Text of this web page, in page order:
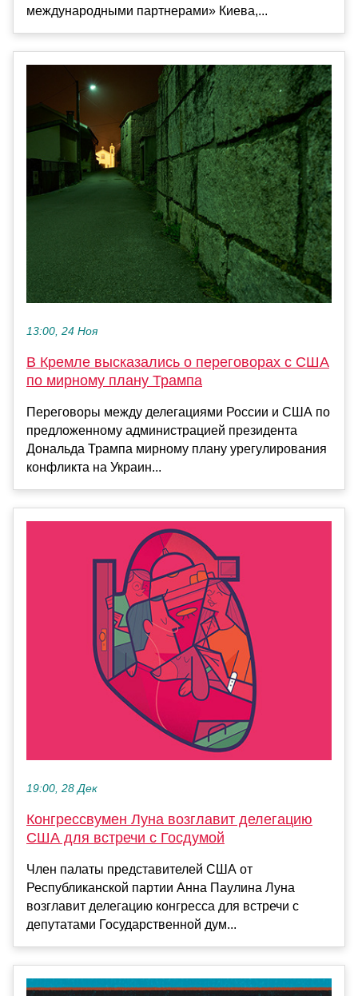
международными партнерами» Киева,...
13:00, 24 Ноя
В Кремле высказались о переговорах с США
по мирному плану Трампа
Переговоры между делегациями России и США по
предложенному администрацией президента
Дональда Трампа мирному плану урегулирования
конфликта на Украин...
19:00, 28 Дек
Конгрессвумен Луна возглавит делегацию
США для встречи с Госдумой
Член палаты представителей США от
Республиканской партии Анна Паулина Луна
возглавит делегацию конгресса для встречи с
депутатами Государственной дум...